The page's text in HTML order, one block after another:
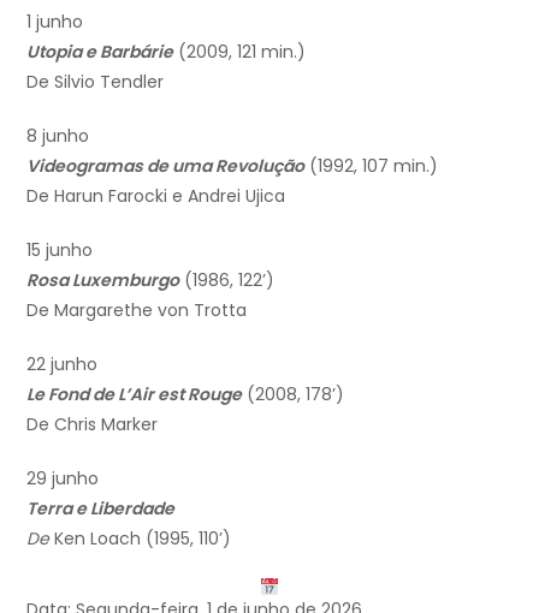
1 junho
Utopia e Barbárie (2009, 121 min.)
De Silvio Tendler
8 junho
Videogramas de uma Revolução (1992, 107 min.)
De Harun Farocki e Andrei Ujica
15 junho
Rosa Luxemburgo(1986, 122’)
De Margarethe von Trotta
22 junho
Le Fond de L’Air est Rouge(2008, 178’)
De Chris Marker
29 junho
Terra e Liberdade
DeKen Loach (1995, 110’)